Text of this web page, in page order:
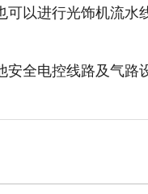
以进行光饰机流
安全电控线路及气路